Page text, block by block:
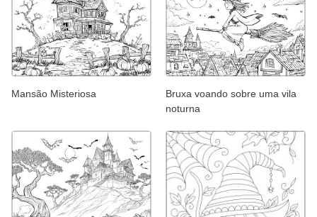
Mansão Misteriosa
Bruxa voando sobre uma vila
noturna